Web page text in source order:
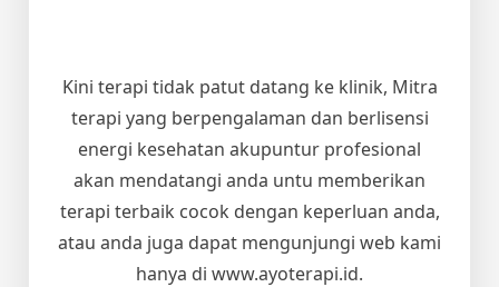
Kini terapi tidak patut datang ke klinik, Mitra
terapi yang berpengalaman dan berlisensi
energi kesehatan akupuntur profesional
akan mendatangi anda untu memberikan
terapi terbaik cocok dengan keperluan anda,
atau anda juga dapat mengunjungi web kami
hanya di www.ayoterapi.id.